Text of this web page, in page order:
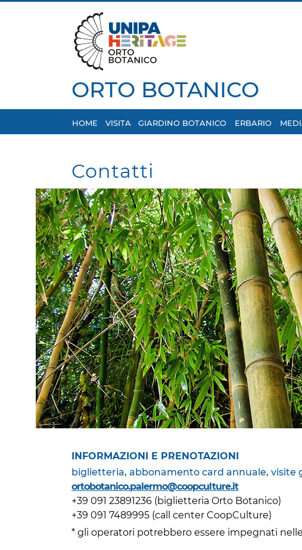
ORTO BOTANICO
HOME VISITA GIARDINO BOTANICO ERBARIO
Contatti
INFORMAZIONI E PRENOTAZIONI
biglietteria, abbonamento card annuale, visite
ortobotanico.palermo@coopculture.it
+39 091 23891236 (biglietteria Orto Botanico)
+39 091 7489995 (call center CoopCulture)
* gli operatori potrebbero essere impegnati